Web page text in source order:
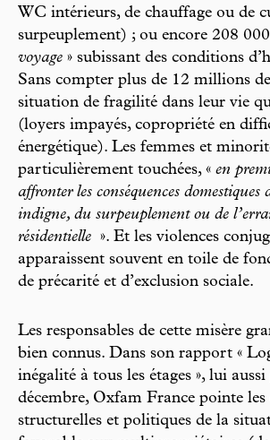
WC intérieurs, de chauffage ou de
surpeuplement) ; ou encore 208 000
voyage » subissant des conditions
Sans compter plus de 12 millions
situation de fragilité dans leur vie
(loyers impayés, copropriété en
énergétique). Les femmes et
particulièrement touchées, « en
affronter les conséquences domestiques
indigne, du surpeuplement ou de
résidentielle ». Et les violences
apparaissent souvent en toile de
de précarité et d’exclusion sociale.
Les responsables de cette misère
bien connus. Dans son rapport «
inégalité à tous les étages », lui
décembre, Oxfam France pointe les
structurelles et politiques de la